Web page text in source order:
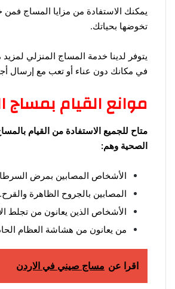
يمكنك الاستفادة من مزايا المساج
تخوضها بحياتك.
يتوفر لدينا خدمة المساج المنزلي
في مكانك دون عناء أو تعب مع إرسال
موانع القيام بمساج
متاح للجميع الاستفادة من القيام
الصحية وهم:
الأشخاص المصابين بمرض
المصابين بالجروح الظاهرة والقرح.
الأشخاص الذين يعانون من تجلط
من يعانون من هشاشة العظام
اقرا عن مساج صيني في الاردن